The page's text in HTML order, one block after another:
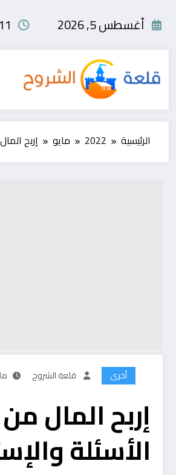
أغسطس 5, 2026
الرئيسية 2022 مايو إربح
أخرى قلعة الشروح
إربح المال
الأسئلة